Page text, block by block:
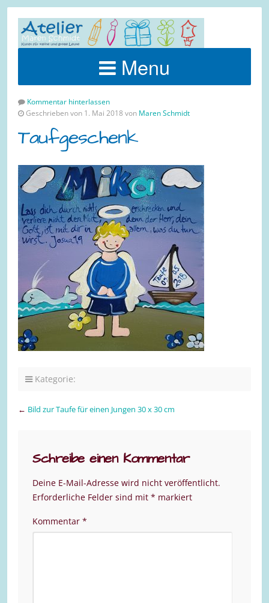
Menu
Kommentar hinterlassen
Geschrieben von 1. Mai 2018 von Maren Schmidt
Taufgeschenk
Kategorie:
← Bild zur Taufe für einen Jungen 30 x 30 cm
Schreibe einen Kommentar
Deine E-Mail-Adresse wird nicht veröffentlicht.
Erforderliche Felder sind mit * markiert
Kommentar *